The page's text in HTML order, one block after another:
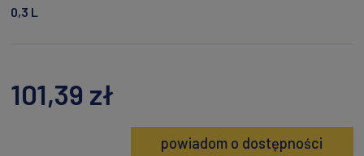
0,3 L
101,39 zł
powiadom o dostępności